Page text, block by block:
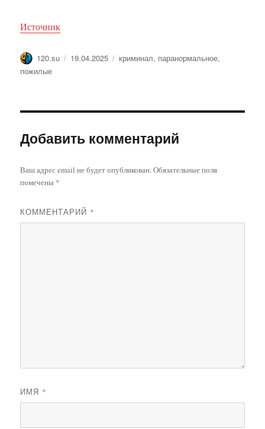
Источник
Автор
120.su Опубликовано
19.04.2025 Метки
криминал, паранормальное,
пожилые
Добавить комментарий
Ваш адрес email не будет опубликован.Обязательные поля
помечены *
КОММЕНТАРИЙ *
ИМЯ *